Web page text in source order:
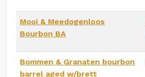
Mooi & Meedogenloos
Bourbon BA
Bommen & Granaten bourbon
barrel aged w/brett